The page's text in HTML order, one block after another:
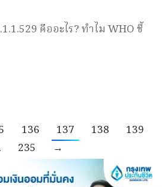
คืออะไร? ทำไม WHO ชี้
136 137 138
139
235 →